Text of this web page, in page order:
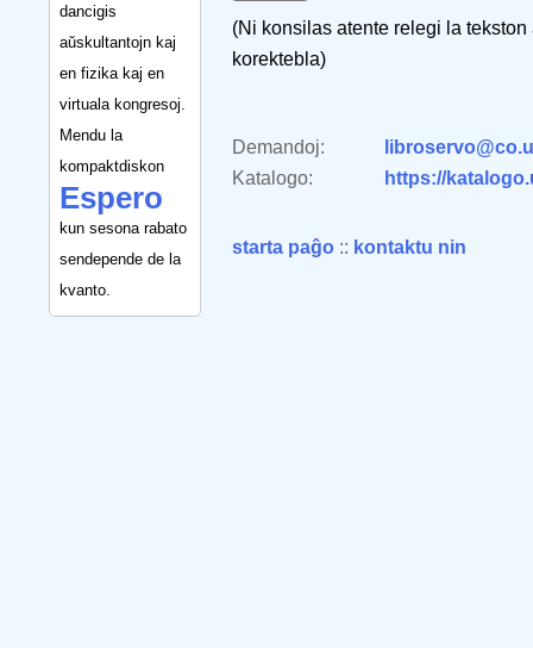
dancigis
aŭskultantojn kaj
en fizika kaj en
virtuala kongresoj.
Mendu la
kompaktdiskon
Espero
kun sesona rabato
sendepende de la
kvanto.
(Ni konsilas atente relegi la
korektebla)
Demandoj:
Katalogo:
https://
starta paĝo :: kontaktu nin